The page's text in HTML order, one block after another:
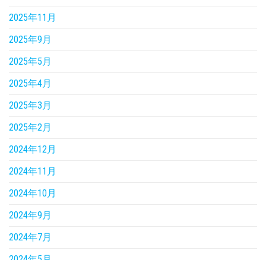
2025年11月
2025年9月
2025年5月
2025年4月
2025年3月
2025年2月
2024年12月
2024年11月
2024年10月
2024年9月
2024年7月